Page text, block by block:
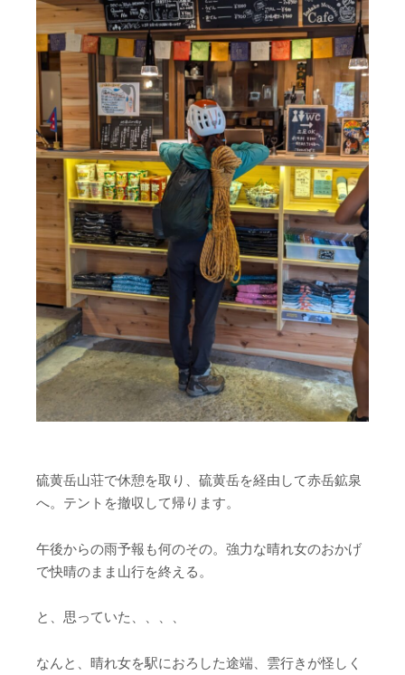
硫黄岳山荘で休憩を取り、硫黄岳を経由して赤岳鉱泉
へ。テントを撤収して帰ります。
午後からの雨予報も何のその。強力な晴れ女のおかげ
で快晴のまま山行を終える。
と、思っていた、、、、
なんと、晴れ女を駅におろした途端、雲行きが怪しく